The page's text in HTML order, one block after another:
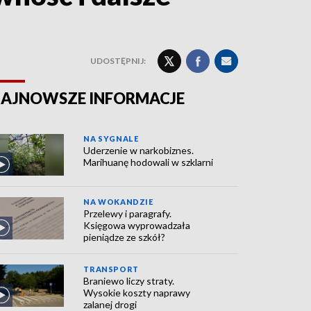
UDOSTĘPNIJ:
INFORMACJE
NA SYGNALE
Uderzenie w narkobiznes.
Marihuanę hodowali w szklarni
NA WOKANDZIE
Przelewy i paragrafy.
Księgowa wyprowadzała
pieniądze ze szkół?
TRANSPORT
Braniewo liczy straty.
Wysokie koszty naprawy
zalanej drogi